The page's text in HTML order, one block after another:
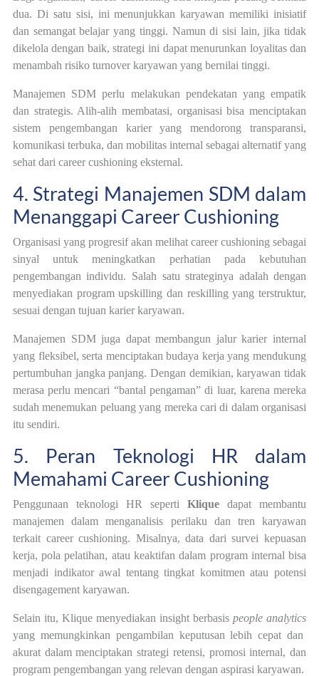
dua. Di satu sisi, ini menunjukkan karyawan memiliki inisiatif
dan semangat belajar yang tinggi. Namun di sisi lain, jika tidak
dikelola dengan baik, strategi ini dapat menurunkan loyalitas dan
menambah risiko turnover karyawan yang bernilai tinggi.
Manajemen SDM perlu melakukan pendekatan yang empatik
dan strategis. Alih-alih membatasi, organisasi bisa menciptakan
sistem pengembangan karier yang mendorong transparansi,
komunikasi terbuka, dan mobilitas internal sebagai alternatif yang
sehat dari career cushioning eksternal.
4. Strategi Manajemen SDM dalam
Menanggapi Career Cushioning
Organisasi yang progresif akan melihat career cushioning sebagai
sinyal untuk meningkatkan perhatian pada kebutuhan
pengembangan individu. Salah satu strateginya adalah dengan
menyediakan program upskilling dan reskilling yang terstruktur,
sesuai dengan tujuan karier karyawan.
Manajemen SDM juga dapat membangun jalur karier internal
yang fleksibel, serta menciptakan budaya kerja yang mendukung
pertumbuhan jangka panjang. Dengan demikian, karyawan tidak
merasa perlu mencari “bantal pengaman” di luar, karena mereka
sudah menemukan peluang yang mereka cari di dalam organisasi
itu sendiri.
5. Peran Teknologi HR dalam
Memahami Career Cushioning
Penggunaan teknologi HR sepertiKlique dapat membantu
manajemen dalam menganalisis perilaku dan tren karyawan
terkait career cushioning. Misalnya, data dari survei kepuasan
kerja, pola pelatihan, atau keaktifan dalam program internal bisa
menjadi indikator awal tentang tingkat komitmen atau potensi
disengagement karyawan.
Selain itu, Klique menyediakan insight berbasispeople analytics
yang memungkinkan pengambilan keputusan lebih cepat dan
akurat dalam menciptakan strategi retensi, promosi internal, dan
program pengembangan yang relevan dengan aspirasi karyawan.